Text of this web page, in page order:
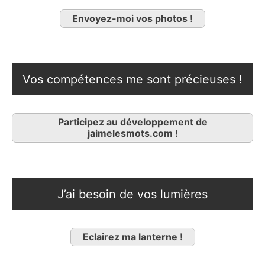
Envoyez-moi vos photos !
Vos compétences me sont précieuses !
Participez au développement de
jaimelesmots.com !
J’ai besoin de vos lumières
Eclairez ma lanterne !